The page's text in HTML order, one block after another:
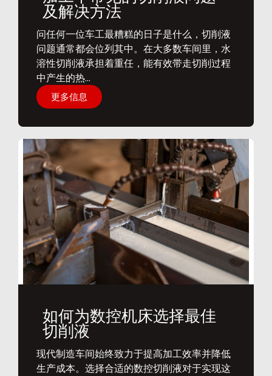
及解决方法
问任何一位车工最糟糕的日子是什么，切削液
问题通常都会位列其中。在大多数车间里，水
溶性切削液承担着重任，能有效带走切削过程
中产生的热...
更多信息
如何为数控机床选择最佳
切削液
​现代制造车间始终致力于提高加工效率并降低
生产成本。选择合适的数控切削液对于实现这